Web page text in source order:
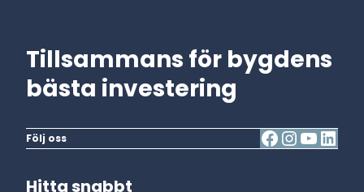
Tillsammans för bygdens
bästa investering
Följ oss
Hitta snabbt